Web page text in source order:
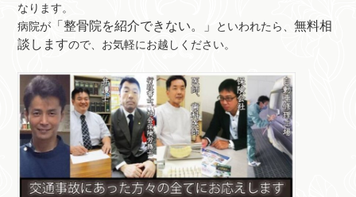
なります。
病院が 「整骨院を紹介できない。」 といわれたら、無料相
談しますので、お気軽にお越しください。